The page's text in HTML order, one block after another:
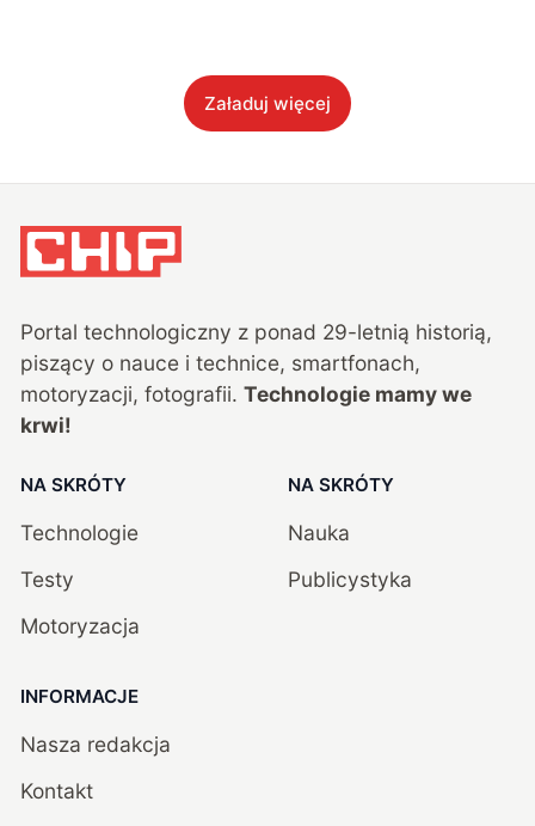
Załaduj więcej
Portal technologiczny z ponad 29-letnią historią,
piszący o nauce i technice, smartfonach,
motoryzacji, fotografii. Technologie mamy we
krwi!
NA SKRÓTY
Technologie
Testy
Motoryzacja
NA SKRÓTY
Nauka
Publicystyka
INFORMACJE
Nasza redakcja
Kontakt